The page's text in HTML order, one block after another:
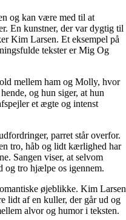
og kan være med til at
En kunstner, der var dygtig til
Kim Larsen. Et eksempel på
tekster er Mig Og
mellem ham og Molly, hvor
og hun siger, at hun
et ægte og intenst
parret står overfor.
tro, håb og lidt kærlighed har
Sangen viser, at selvom
og tro hjælpe os igennem.
øjeblikke. Kim Larsen
lidt af en kuller, der går ud og
alvor og humor i teksten.